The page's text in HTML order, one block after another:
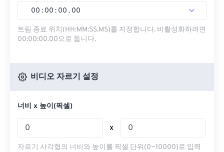
00 : 00 : 00 . 00
트림 종료 위치(HH:MM:SS.MS)를 지정합니다. 비활성화하려면
00:00:00.00으로 둡니다.
비디오 자르기 설정
너비 x 높이(픽셀)
x
자르기 사각형의 너비와 높이를 픽셀 단위(0~10000)로 입력